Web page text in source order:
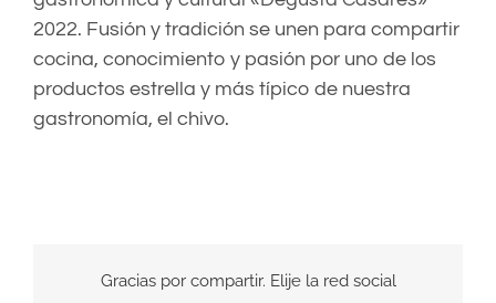
2022. Fusión y tradición se unen para compartir
cocina, conocimiento y pasión por uno de los
productos estrella y más típico de nuestra
gastronomía, el chivo.
Gracias por compartir. Elije la red social